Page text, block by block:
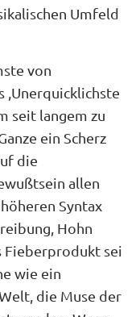
Umfeld
von
,Unerquicklichste
seit langem zu
ein Scherz
die
allen
Syntax
Hohn
Fieberprodukt sei
wie ein
die Muse der